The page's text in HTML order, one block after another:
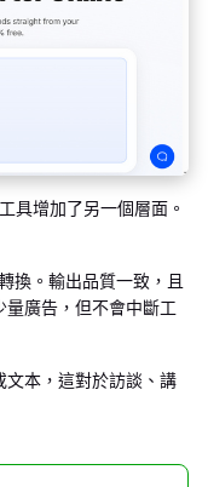
具增加了另一個層面。
換。輸出品質一致，且
量廣告，但不會中斷工
文本，這對於訪談、講